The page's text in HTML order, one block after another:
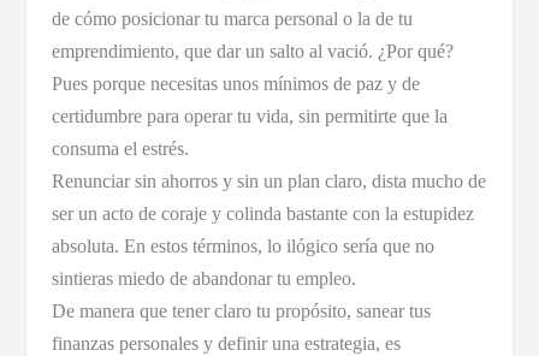
de cómo posicionar tu marca personal o la de tu
emprendimiento, que dar un salto al vació. ¿Por qué?
Pues porque necesitas unos mínimos de paz y de
certidumbre para operar tu vida, sin permitirte que la
consuma el estrés.
Renunciar sin ahorros y sin un plan claro, dista mucho de
ser un acto de coraje y colinda bastante con la estupidez
absoluta. En estos términos, lo ilógico sería que no
sintieras miedo de abandonar tu empleo.
De manera que tener claro tu propósito, sanear tus
finanzas personales y definir una estrategia, es